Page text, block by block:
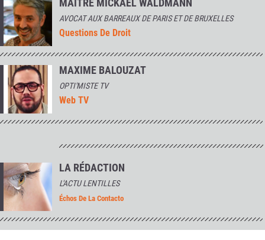
MAÎTRE MICKAËL WALDMANN
AVOCAT AUX BARREAUX DE PARIS ET DE BRUXELLES
Questions De Droit
MAXIME BALOUZAT
OPTI'MISTE TV
Web TV
LA RÉDACTION
L'ACTU LENTILLES
Échos De La Contacto